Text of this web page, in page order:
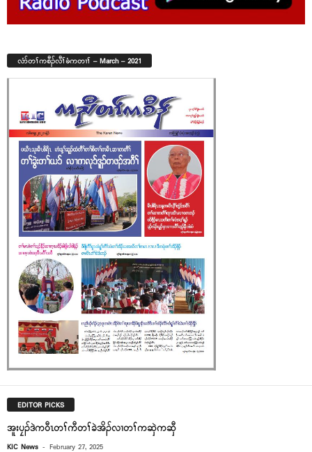
လံာ်တၢ်ကစီၣ်လီၢ်ခံကတၢၢ် – March – 2021
EDITOR PICKS
အူးပၠၣ်ဒဲကဝီၤတၢ်ကီတၢ်ခဲအိၣ်လၢတၢ်ကဆှဲကဆှီ
KIC News - February 27, 2025